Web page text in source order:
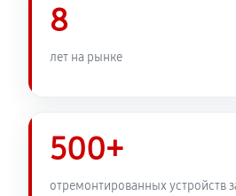
8
лет на рынке
500+
отремонтированных устройств